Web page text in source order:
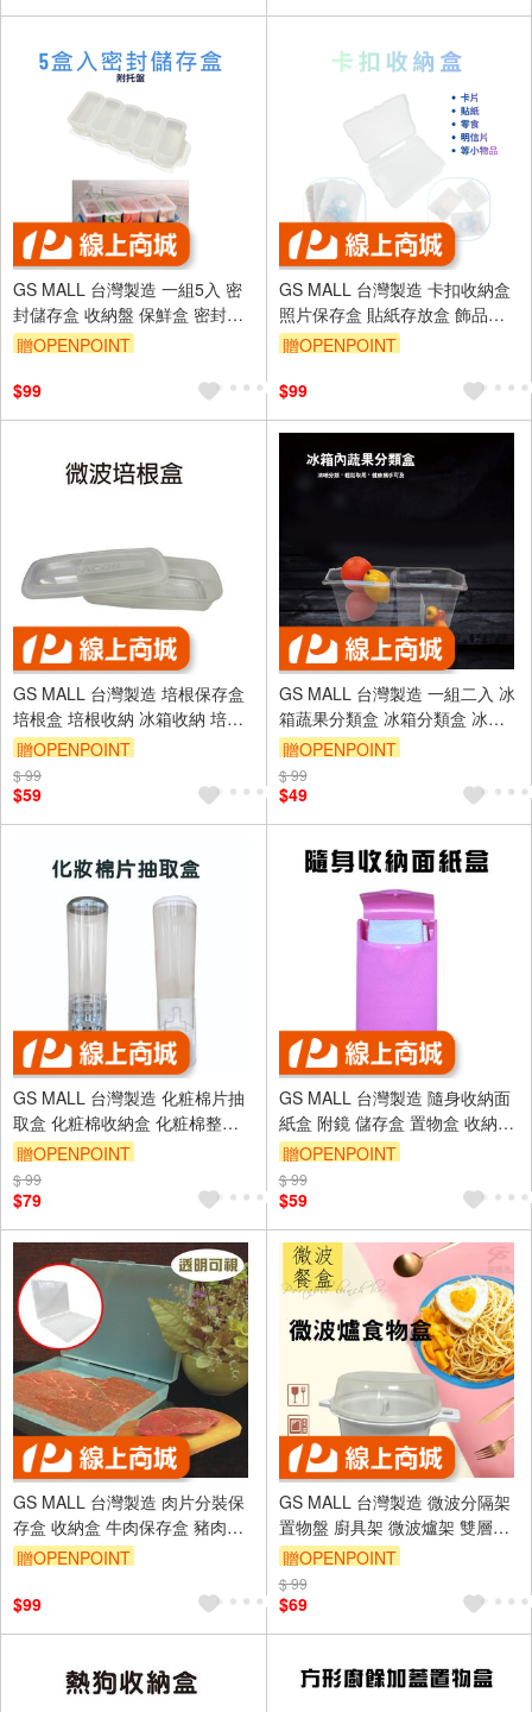
GS MALL 台灣製造 一組5入 密
封儲存盒 收納盤 保鮮盒 密封盒
分裝盒 食物盒 收納盒 儲存盒 密
贈OPENPOINT
$99
GS MALL 台灣製造 卡扣收納盒
照片保存盒 貼紙存放盒 飾品收
納盒 儲物受納盒 明信片盒 掀蓋
贈OPENPOINT
$99
GS MALL 台灣製造 培根保存盒
培根盒 培根收納 冰箱收納 培根
微波盒 培根收納盒 培根保鮮盒
保鮮盒
贈OPENPOINT
$ 99
$59
GS MALL 台灣製造 一組二入 冰
箱蔬果分類盒 冰箱分類盒 冰箱
保鮮盒 水果盒 收納盒 冰箱收納
盒 分隔盒 冰箱儲存盒
贈OPENPOINT
$ 99
$49
GS MALL 台灣製造 化粧棉片抽
取盒 化粧棉收納盒 化粧棉整理
盒 化粧棉分隔盒 化妝品收納 卸
妝收納 卸妝盒
贈OPENPOINT
$ 99
$79
GS MALL 台灣製造 隨身收納面
紙盒 附鏡 儲存盒 置物盒 收納盒
吸油面紙 隨身鏡 面紙盒 隨身盒
面紙收納盒
贈OPENPOINT
$ 99
$59
GS MALL 台灣製造 肉片分裝保
存盒 收納盒 牛肉保存盒 豬肉保
存盒 肉片分裝盒 肉片保鮮 分裝
贈OPENPOINT
$99
GS MALL 台灣製造 微波分隔架
置物盤 廚具架 微波爐架 雙層架
收納架 微波架 收納盒
贈OPENPOINT
$ 99
$69